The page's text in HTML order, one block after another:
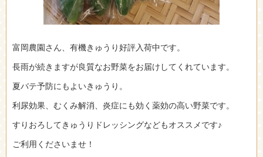
富岡農園さん、有機きゅうり好評入荷中です。
長雨が続きますが良質なお野菜をお届けしてくれています。
夏バテ予防にもよいきゅうり。
利尿効果、むくみ解消、炎症にも効く薬効の高い野菜です。
すりおろしてきゅうりドレッシングなどもオススメです♪
ご利用くださいませ！